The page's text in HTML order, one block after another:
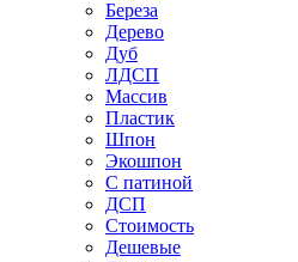
Береза
Дерево
Дуб
ЛДСП
Массив
Пластик
Шпон
Экошпон
С патиной
ДСП
Стоимость
Дешевые